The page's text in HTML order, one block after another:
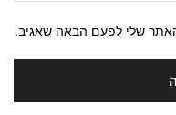
שלי לפעם הבאה שאגיב.